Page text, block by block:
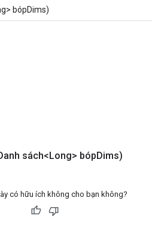
bópDims)
sách<Long> bópDims)
có hữu ích không cho bạn không?